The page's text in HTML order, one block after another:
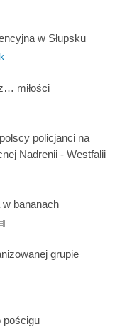
w Słupsku
miłości
policjanci na
Nadrenii - Westfalii
bananach
grupie
pościgu